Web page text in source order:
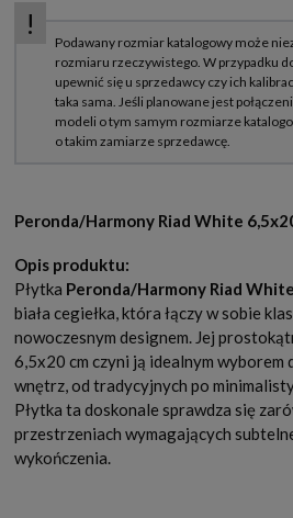
Peronda/Harmony Riad White
Opis produktu:
Płytka Peronda/Harmony Riad
biała cegiełka, która łączy w sobie
nowoczesnym designem. Jej
6,5x20 cm czyni ją idealnym
wnętrz, od tradycyjnych po
Płytka ta doskonale sprawdza się
przestrzeniach wymagających
wykończenia.